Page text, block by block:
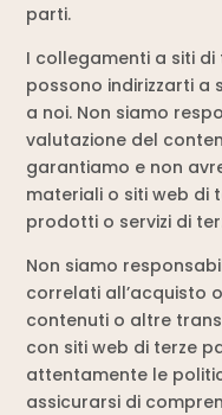
parti.
I collegamenti a siti
possono indirizzarti a
a noi. Non siamo
valutazione del
garantiamo e non
materiali o siti web di
prodotti o servizi di
Non siamo
correlati all’acquisto
contenuti o altre
con siti web di terze
attentamente le
assicurarsi di